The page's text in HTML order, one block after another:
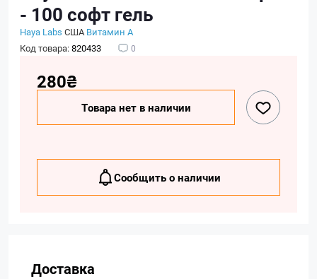
- 100 софт гель
Haya Labs США Витамин А
Код товара:820433 0
280₴
Товара нет в наличии
Сообщить о наличии
Доставка